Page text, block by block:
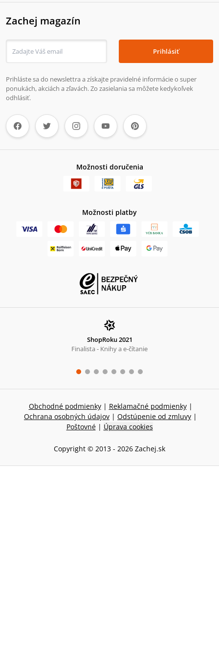
Zachej magazín
Prihlásiť
Prihláste sa do newslettra a získajte pravidelné informácie o super
ponukách, akciách a zľavách. Zo zasielania sa môžete kedykoľvek
odhlásiť.
Možnosti doručenia
Možnosti platby
ShopRoku 2021
Finalista - Knihy a e-čítanie
Obchodné podmienky | Reklamačné podmienky |
Ochrana osobných údajov | Odstúpenie od zmluvy |
Poštovné | Úprava cookies
Copyright © 2013 - 2026 Zachej.sk